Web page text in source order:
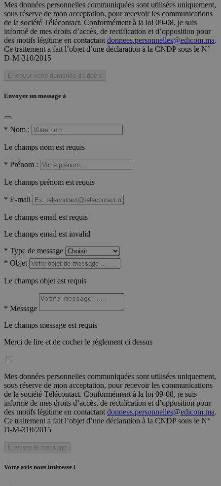
Mes données personnelles communiquées sont utilisées uniquement,
sous réserve de mon acceptation, pour recevoir les communications
de la société Télécontact. Conformément à la loi 09-08, je suis
informé de mes droits d’accès, de rectification et d’opposition pour
des motifs légitime en contactant donnees.personnelles@edicom.ma.
Ce traitement a fait l’objet d’une déclaration à la CNDP sous le N°
D-M-310/2015
Envoyer votre demande de devis
Envoyez un message à
* Nom :
Le champs nom est requis
* Prénom :
Le champs prénom est requis
* E-mail
Le champs email est requis
Le champs email est invalid
* Type de message
* Objet
Le champs objet est requis
* Message
Le champs message est requis
Merci de lire et de cocher le règlement ci dessus
Mes données personnelles communiquées sont utilisées uniquement,
sous réserve de mon acceptation, pour recevoir les communications
de la société Télécontact. Conformément à la loi 09-08, je suis
informé de mes droits d’accès, de rectification et d’opposition pour
des motifs légitime en contactant donnees.personnelles@edicom.ma.
Ce traitement a fait l’objet d’une déclaration à la CNDP sous le N°
D-M-310/2015
Envoyer le message
Votre avis nous intéresse !